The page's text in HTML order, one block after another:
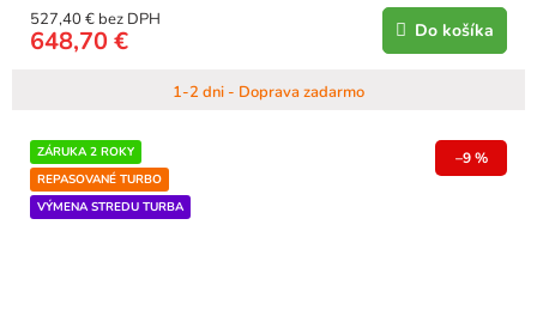
1-2 dni - Doprava zadarmo
527,40 € bez DPH
648,70 € Do košíka
ZÁRUKA 2 ROKY
REPASOVANÉ TURBO
VÝMENA STREDU TURBA
–9 %